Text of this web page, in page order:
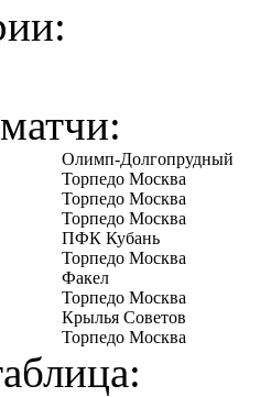
Олимп-Долгопрудный
Торпедо Москва
Торпедо Москва
Торпедо Москва
ПФК Кубань
Торпедо Москва
Факел
Торпедо Москва
Крылья Советов
Торпедо Москва